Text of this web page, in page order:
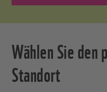
Wählen Sie den
Standort